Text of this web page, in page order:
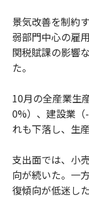
景気改善を制約
弱部門中心の雇
関税賦課の影響
た。
10月の全産業生
0%）、建設業
れも下落し、生
支出面では、小
向が続いた。一
復傾向が低迷した